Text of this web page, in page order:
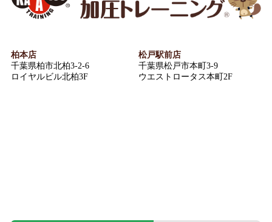
柏本店
千葉県柏市北柏3-2-6
ロイヤルビル北柏3F
松戸駅前店
千葉県松戸市本町3-9
ウエストロータス本町2F